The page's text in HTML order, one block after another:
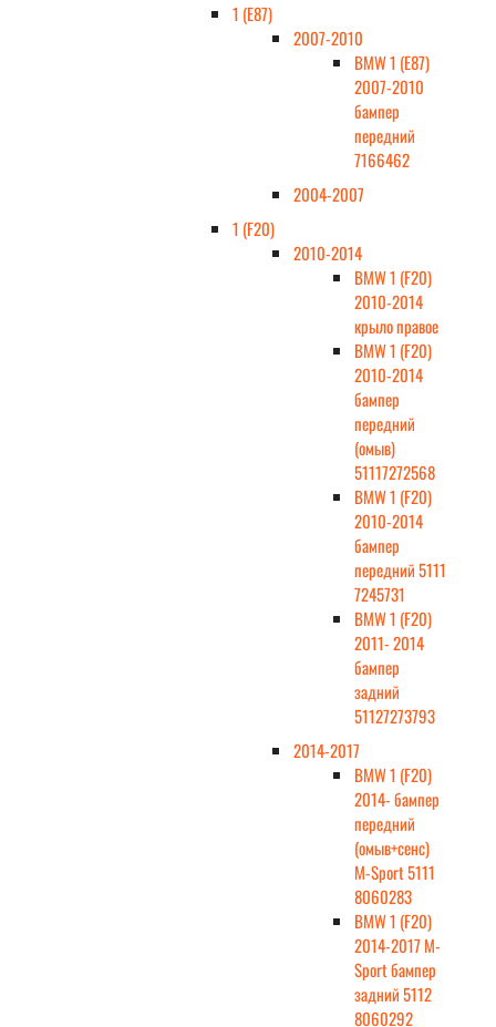
1 (E87)
2007-2010
BMW 1 (E87)
2007-2010
бампер
передний
7166462
2004-2007
1 (F20)
2010-2014
BMW 1 (F20)
2010-2014
крыло правое
BMW 1 (F20)
2010-2014
бампер
передний
(омыв)
51117272568
BMW 1 (F20)
2010-2014
бампер
передний 5111
7245731
BMW 1 (F20)
2011- 2014
бампер
задний
51127273793
2014-2017
BMW 1 (F20)
2014- бампер
передний
(омыв+сенс)
M-Sport 5111
8060283
BMW 1 (F20)
2014-2017 M-
Sport бампер
задний 5112
8060292